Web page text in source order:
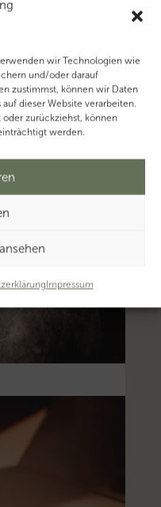
wir Technologien wie
und/oder darauf
zustimmst, können wir Daten
dieser Website verarbeiten.
zurückziehst, können
werden.
Impressum